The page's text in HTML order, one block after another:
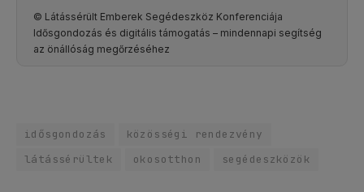
© Látássérült Emberek Segédeszköz Konferenciája
Idősgondozás és digitális támogatás – mindennapi segítség
az önállóság megőrzéséhez
idősgondozás
közösségi rendezvény
látássérültek
okosotthon segédeszközök